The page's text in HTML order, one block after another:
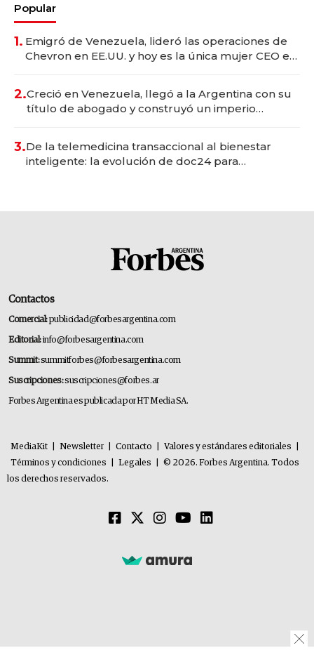
Popular
1. Emigró de Venezuela, lideró las operaciones de
Chevron en EE.UU. y hoy es la única mujer CEO en
2.Creció en Venezuela, llegó a la Argentina con su
título de abogado y construyó un imperio
3.De la telemedicina transaccional al bienestar
inteligente: la evolución de doc24 para
Contactos
Comercial:publicidad@forbesargentina.com
Editorial:info@forbesargentina.com
Summit:summitforbes@forbesargentina.com
Suscripciones:suscripciones@forbes.ar
Forbes Argentina es publicada por HT Media SA.
MediaKit Newsletter Contacto Valores y estándares editoriales
Términos y condiciones
Legales
© 2026. Forbes Argentina. Todos
los derechos reservados.